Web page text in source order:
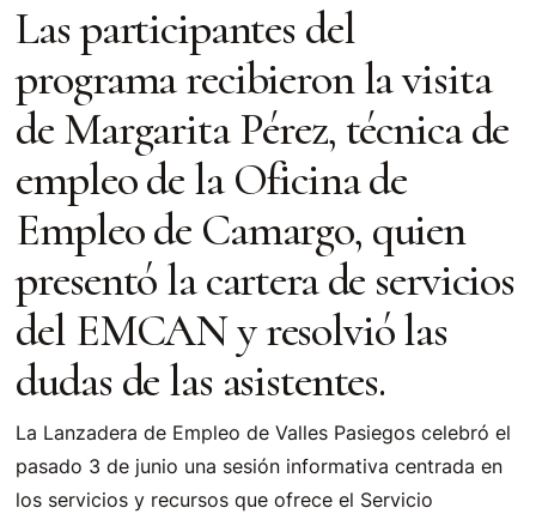
Las participantes del
programa recibieron la visita
de Margarita Pérez, técnica de
empleo de la Oficina de
Empleo de Camargo, quien
presentó la cartera de servicios
del EMCAN y resolvió las
dudas de las asistentes.
La Lanzadera de Empleo de Valles Pasiegos celebró el
pasado 3 de junio una sesión informativa centrada en
los servicios y recursos que ofrece el Servicio